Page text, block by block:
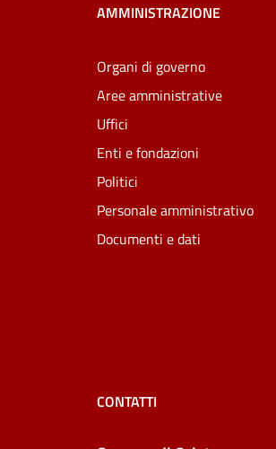
AMMINISTRAZIONE
Organi di governo
Aree amministrative
Uffici
Enti e fondazioni
Politici
Personale amministrativo
Documenti e dati
CONTATTI